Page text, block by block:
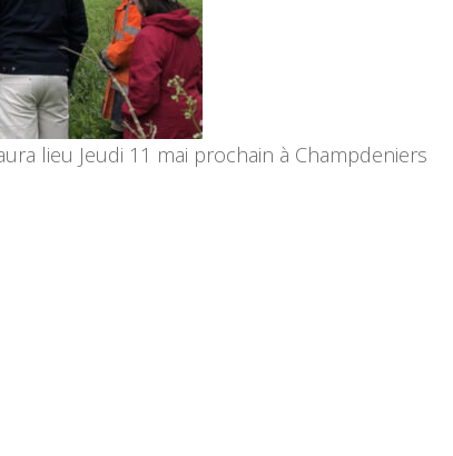
lieu Jeudi 11 mai prochain à Champdeniers